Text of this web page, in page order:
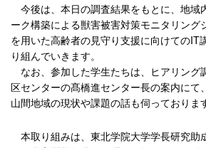
今後は、本日の調査結果をもとに、地域
ーク構築による獣害被害対策モニタリング
を用いた高齢者の見守り支援に向けてのIT
り組んでいきます。
なお、参加した学生たちは、ヒアリング
区センターの髙橋進センター長の案内にて
山間地域の現状や課題の話も伺っております
本取り組みは、東北学院大学学長研究助